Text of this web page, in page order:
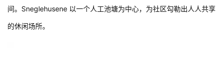
间。Sneglehusene 以一个人工池塘为中心，为社区勾勒出人人共享
的休闲场所。